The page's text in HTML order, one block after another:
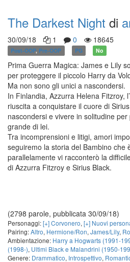
The Darkest Night di
30/09/18 1 0 18645
Post-OOP, Pre-OOP PG No
Prima Guerra Magica: James e Lily
per proteggere il piccolo Harry da
Ma non sono gli unici a nascondersi.
In Finlandia, Azzurra Helena Fitzroy,
riuscita a conquistare il cuore di
nascondersi e vivere in solitudine
grande di lei.
Tra incomprensioni e litigi, amori
seguiremo la storia del Bambino che
parallelamente vi racconterò la
di Azzurra Fitzroy e Sirius Black.
(2798 parole, pubblicata 30/09/18)
Personaggi:[+] Corvonero, [+] Nuovi
Pairing:Altro, Hermione/Ron, James/Lily,
Ambientazione: Harry a Hogwarts (1991-
(1998-), Ultimi Black e Malandrini (1950-
Genere: Drammatico, Introspettivo,